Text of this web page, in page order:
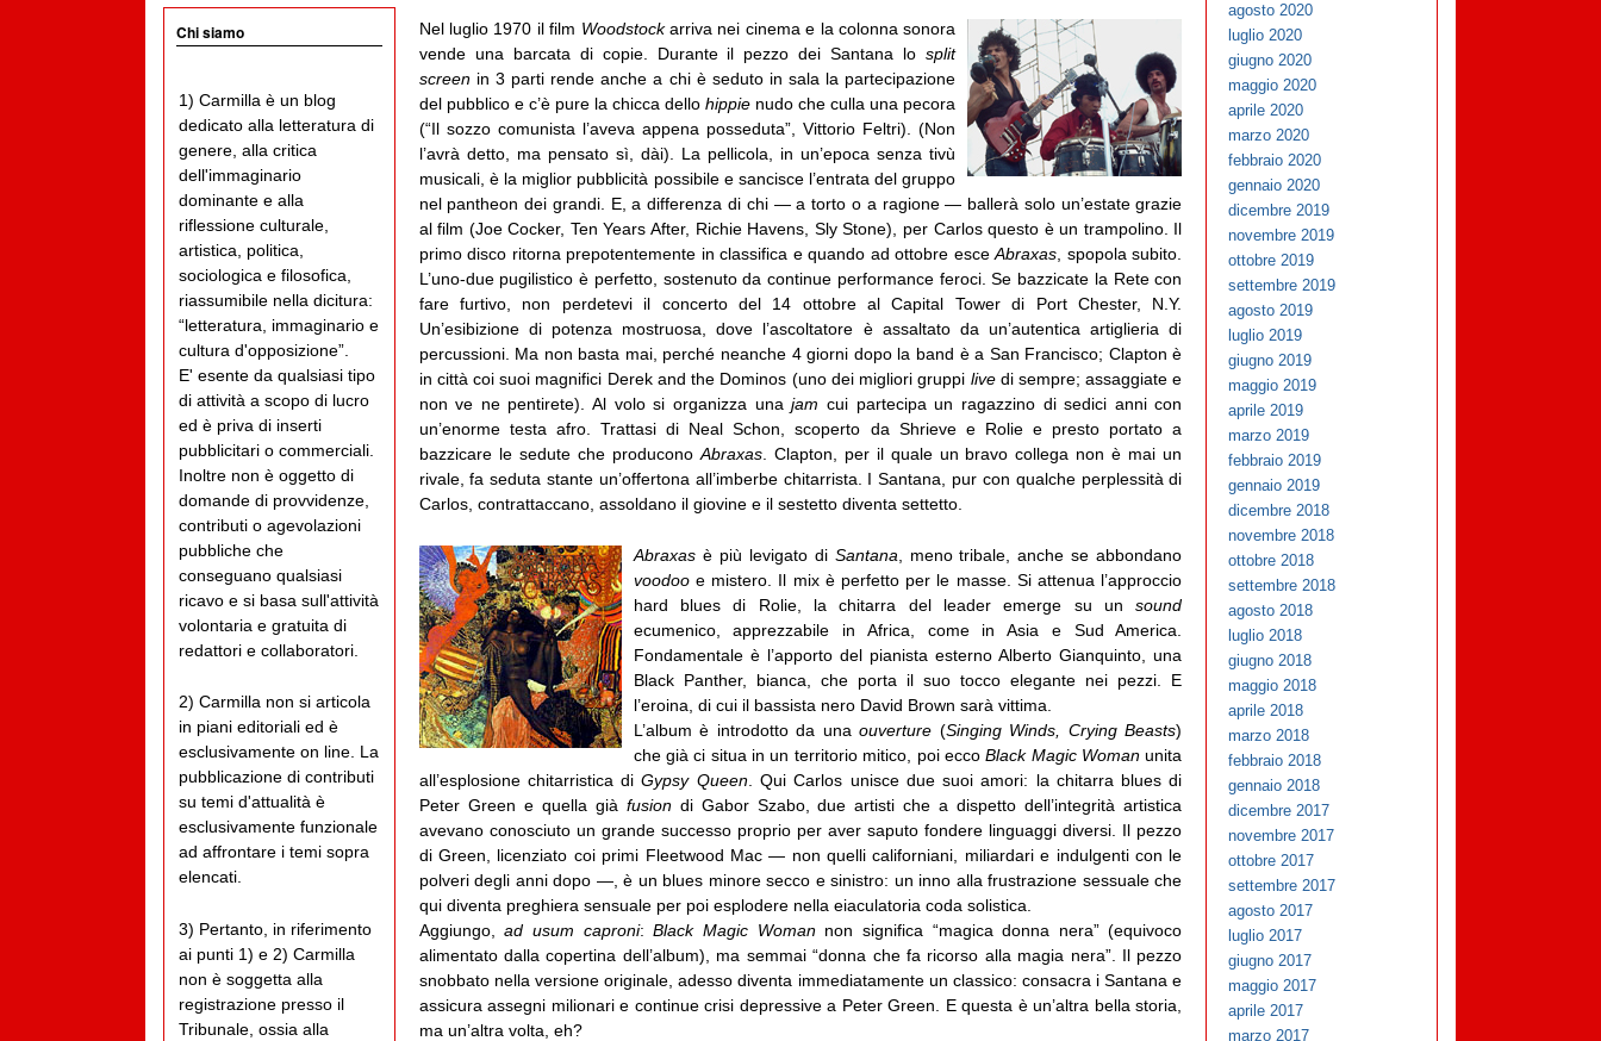
Nel luglio 1970 il film Woodstockarriva nei cinema e la colonna sonora
vende una barcata di copie. Durante il pezzo dei Santana losplit
screen in 3 parti rende anche a chi è seduto in sala la partecipazione
del pubblico e c’è pure la chicca dellohippie nudo che culla una pecora
(“Il sozzo comunista l’aveva appena posseduta”, Vittorio Feltri). (Non
l’avrà detto, ma pensato sì, dài). La pellicola, in un’epoca senza tivù
musicali, è la miglior pubblicità possibile e sancisce l’entrata del gruppo
nel pantheon dei grandi. E, a differenza di chi — a torto o a ragione — ballerà solo un’estate grazie
al film (Joe Cocker, Ten Years After, Richie Havens, Sly Stone), per Carlos questo è un trampolino. Il
primo disco ritorna prepotentemente in classifica e quando ad ottobre esceAbraxas , spopola subito.
L’uno-due pugilistico è perfetto, sostenuto da continue performance feroci. Se bazzicate la Rete con
fare furtivo, non perdetevi il concerto del 14 ottobre al Capital Tower di Port Chester, N.Y.
Un’esibizione di potenza mostruosa, dove l’ascoltatore è assaltato da un’autentica artiglieria di
percussioni. Ma non basta mai, perché neanche 4 giorni dopo la band è a San Francisco; Clapton è
in città coi suoi magnifici Derek and the Dominos (uno dei migliori gruppi live di sempre; assaggiate e
non ve ne pentirete). Al volo si organizza unajam cui partecipa un ragazzino di sedici anni con
un’enorme testa afro. Trattasi di Neal Schon, scoperto da Shrieve e Rolie e presto portato a
bazzicare le sedute che producono Abraxas. Clapton, per il quale un bravo collega non è mai un
rivale, fa seduta stante un’offertona all’imberbe chitarrista. I Santana, pur con qualche perplessità di
Carlos, contrattaccano, assoldano il giovine e il sestetto diventa settetto.
Abraxas è più levigato di Santana , meno tribale, anche se abbondano
voodoo e mistero. Il mix è perfetto per le masse. Si attenua l’approccio
hard blues di Rolie, la chitarra del leader emerge su unsound
ecumenico, apprezzabile in Africa, come in Asia e Sud America.
Fondamentale è l’apporto del pianista esterno Alberto Gianquinto, una
Black Panther, bianca, che porta il suo tocco elegante nei pezzi. E
l’eroina, di cui il bassista nero David Brown sarà vittima.
L’album è introdotto da unaouverture (Singing Winds, Crying Beasts)
che già ci situa in un territorio mitico, poi eccoBlack Magic Womanunita
all’esplosione chitarristica diGypsy Queen. Qui Carlos unisce due suoi amori: la chitarra blues di
Peter Green e quella già fusion di Gabor Szabo, due artisti che a dispetto dell’integrità artistica
avevano conosciuto un grande successo proprio per aver saputo fondere linguaggi diversi. Il pezzo
di Green, licenziato coi primi Fleetwood Mac — non quelli californiani, miliardari e indulgenti con le
polveri degli anni dopo —, è un blues minore secco e sinistro: un inno alla frustrazione sessuale che
qui diventa preghiera sensuale per poi esplodere nella eiaculatoria coda solistica.
Aggiungo,ad usum caproni:Black Magic Woman non significa “magica donna nera” (equivoco
alimentato dalla copertina dell’album), ma semmai “donna che fa ricorso alla magia nera”. Il pezzo
snobbato nella versione originale, adesso diventa immediatamente un classico: consacra i Santana e
assicura assegni milionari e continue crisi depressive a Peter Green. E questa è un’altra bella storia,
ma un’altra volta, eh?
Chi siamo
1) Carmilla è un blog
dedicato alla letteratura di
genere, alla critica
dell'immaginario
dominante e alla
riflessione culturale,
artistica, politica,
sociologica e filosofica,
riassumibile nella dicitura:
“letteratura, immaginario e
cultura d'opposizione”.
E' esente da qualsiasi tipo
di attività a scopo di lucro
ed è priva di inserti
pubblicitari o commerciali.
Inoltre non è oggetto di
domande di provvidenze,
contributi o agevolazioni
pubbliche che
conseguano qualsiasi
ricavo e si basa sull'attività
volontaria e gratuita di
redattori e collaboratori.
2) Carmilla non si articola
in piani editoriali ed è
esclusivamente on line. La
pubblicazione di contributi
su temi d'attualità è
esclusivamente funzionale
ad affrontare i temi sopra
elencati.
3) Pertanto, in riferimento
ai punti 1) e 2) Carmilla
non è soggetta alla
registrazione presso il
Tribunale, ossia alla
agosto 2020
luglio 2020
giugno 2020
maggio 2020
aprile 2020
marzo 2020
febbraio 2020
gennaio 2020
dicembre 2019
novembre 2019
ottobre 2019
settembre 2019
agosto 2019
luglio 2019
giugno 2019
maggio 2019
aprile 2019
marzo 2019
febbraio 2019
gennaio 2019
dicembre 2018
novembre 2018
ottobre 2018
settembre 2018
agosto 2018
luglio 2018
giugno 2018
maggio 2018
aprile 2018
marzo 2018
febbraio 2018
gennaio 2018
dicembre 2017
novembre 2017
ottobre 2017
settembre 2017
agosto 2017
luglio 2017
giugno 2017
maggio 2017
aprile 2017
marzo 2017